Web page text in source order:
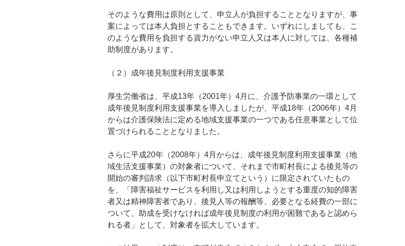
そのような費用は原則として、申立人が負担することとなりますが、事
案によっては本人負担とすることもできます。いずれにしましても、こ
のような費用を負担する資力がない申立人又は本人に対しては、各種補
助制度があります。
（２）成年後見制度利用支援事業
厚生労働省は、平成13年（2001年）4月に、介護予防事業の一環として
成年後見制度利用支援事業を導入しましたが、平成18年（2006年）4月
からは介護保険法に定める地域支援事業の一つである任意事業として位
置づけられることとなりました。
さらに平成20年（2008年）4月からは、成年後見制度利用支援事業（地
域生活支援事業）の対象者について、それまで市町村長による後見等の
開始の審判請求（以下市町村長申立てという）に限定されていたもの
を、「障害福祉サービスを利用し又は利用しようとする重度の知的障害
者又は精神障害者であり、後見人等の報酬等、必要となる経費の一部に
ついて、助成を受けなければ成年後見制度の利用が困難であると認めら
れる者」として、対象者を拡大しています。